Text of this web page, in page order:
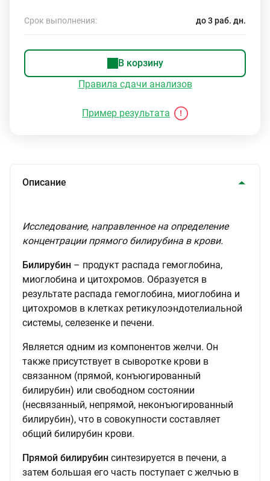
Срок выполнения: до 3 раб. дн.
В корзину
Правила сдачи анализов
Пример результата
Описание
Исследование, направленное на определение
концентрации прямого билирубина в крови.
Билирубин – продукт распада гемоглобина,
миоглобина и цитохромов. Образуется в
результате распада гемоглобина, миоглобина и
цитохромов в клетках ретикулоэндотелиальной
системы, селезенке и печени.
Является одним из компонентов желчи. Он
также присутствует в сыворотке крови в
связанном (прямой, конъюгированный
билирубин) или свободном состоянии
(несвязанный, непрямой, неконъюгированный
билирубин), что в совокупности составляет
общий билирубин крови.
Прямой билирубин синтезируется в печени, а
затем большая его часть поступает с желчью в